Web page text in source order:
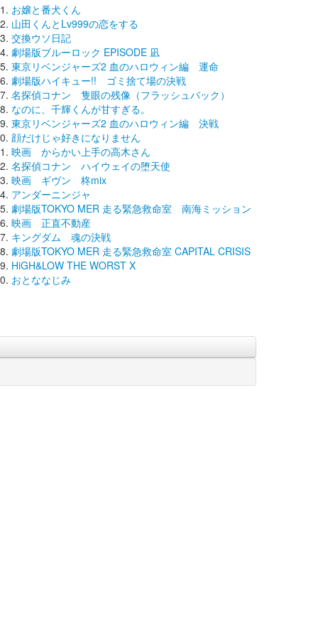
お嬢と番犬くん
山田くんとLv999の恋をする
交換ウソ日記
劇場版ブルーロック EPISODE 凪
東京リベンジャーズ2 血のハロウィン編 運命
劇場版ハイキュー!! ゴミ捨て場の決戦
名探偵コナン 隻眼の残像（フラッシュバック）
なのに、千輝くんが甘すぎる。
東京リベンジャーズ2 血のハロウィン編 決戦
顔だけじゃ好きになりません
映画 からかい上手の高木さん
名探偵コナン ハイウェイの堕天使
映画 ギヴン 柊mix
アンダーニンジャ
劇場版TOKYO MER 走る緊急救命室 南海ミッション
映画 正直不動産
キングダム 魂の決戦
劇場版TOKYO MER 走る緊急救命室 CAPITAL CRISIS
HiGH&LOW THE WORST X
おとななじみ